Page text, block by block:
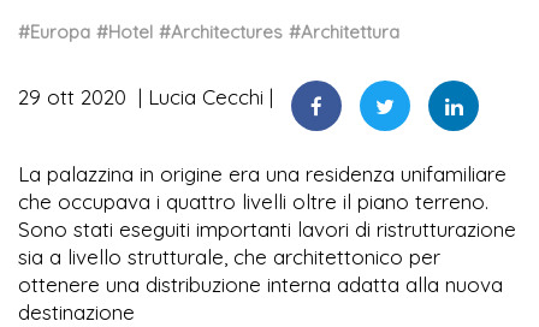
#Europa #Hotel #Architectures #Architettura
29 ott 2020 Lucia Cecchi
La palazzina in origine era una residenza unifamiliare
che occupava i quattro livelli oltre il piano terreno.
Sono stati eseguiti importanti lavori di ristrutturazione
sia a livello strutturale, che architettonico per
ottenere una distribuzione interna adatta alla nuova
destinazione